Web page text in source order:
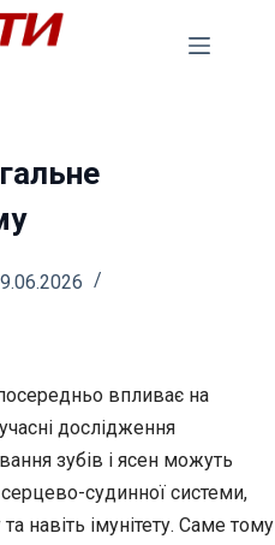
впливає на
дослідження
зубів і ясен можуть
судинної системи,
навіть імунітету. Саме тому